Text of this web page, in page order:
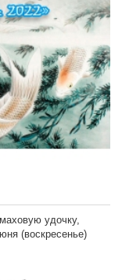
удочку,
(воскресенье)